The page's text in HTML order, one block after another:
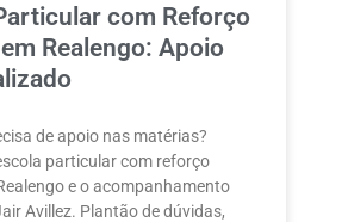
com Reforço
Realengo: Apoio
de apoio nas matérias?
particular com reforço
e o acompanhamento
Avillez. Plantão de dúvidas,